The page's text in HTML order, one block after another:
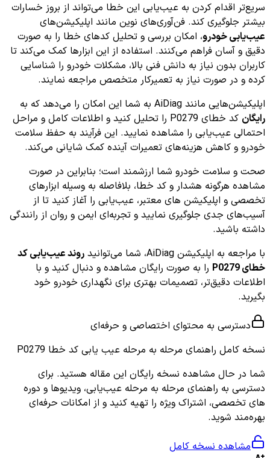
سریع‌تر اقدام کردن به عیب‌یابی این خطا می‌تواند از بروز خسارات
بیشتر جلوگیری کند. فن‌آوری‌های نوین مانند اپلیکیشن‌های
عیب‌یابی خودرو، امکان بررسی و تحلیل کدهای خطا را به صورت
دقیق و آسان فراهم می‌کنند. استفاده از این ابزارها کمک می‌کند تا
کاربران بدون نیاز به دانش فنی بالا، مشکلات خودرو را شناسایی
کرده و در صورت نیاز به تعمیرکار متخصص مراجعه نمایند.
اپلیکیشن‌هایی مانند AiDiag به شما این امکان را می‌دهد که به
رایگان
کد خطای P0279 را تحلیل کنید و اطلاعات کامل و مراحل
احتمالی عیب‌یابی را مشاهده نمایید. این فرآیند به حفظ سلامت
خودرو و کاهش هزینه‌های تعمیرات آینده کمک شایانی می‌کند.
صحت و سلامت خودرو شما ارزشمند است؛ بنابراین در صورت
مشاهده هرگونه هشدار و کد خطا، بلافاصله به وسیله ابزارهای
تخصصی و اپلیکیشن های معتبر، عیب‌یابی را آغاز کنید تا از
آسیب‌های جدی جلوگیری نمایید و تجربه‌ای ایمن و روان از رانندگی
داشته باشید.
با مراجعه به اپلیکیشن AiDiag، شما می‌توانید
روند عیب‌یابی کد
خطای P0279
را به صورت رایگان مشاهده و دنبال کنید و با
اطلاعات دقیق‌تر، تصمیمات بهتری برای نگهداری خودرو خود
بگیرید.
دسترسی به محتوای اختصاصی و حرفه‌ای
نسخه کامل راهنمای مرحله به مرحله عیب یابی کد خطا P0279
شما در حال مشاهده نسخه رایگان این مقاله هستید. برای
دسترسی به راهنمای مرحله به مرحله عیب‌یابی، ویدیوها و دوره
های تخصصی، اشتراک ویژه را تهیه کنید و از امکانات حرفه‌ای
بهره‌مند شوید.
مشاهده نسخه کامل